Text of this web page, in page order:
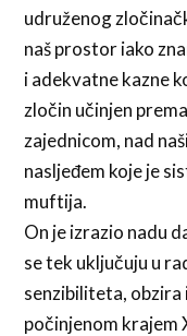
udruženog
naš prostor iako
i adekvatne kazne
zločin učinjen
zajednicom, nad
nasljeđem koje je
muftija.
On je izrazio nadu
se tek uključuju u
senzibiliteta, obzira
počinjenom krajem